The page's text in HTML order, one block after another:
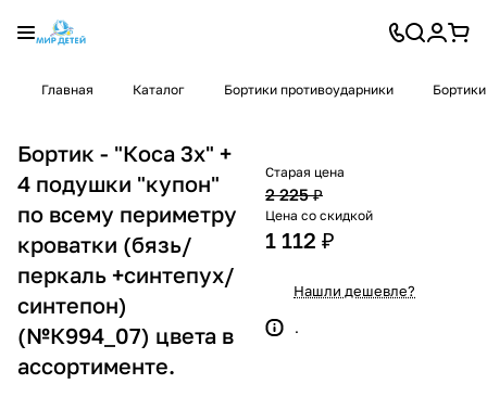
Главная Каталог Бортики противоударники
Бортик - "Коса 3х" +
4 подушки "купон"
по всему периметру
кроватки (бязь/
перкаль +синтепух/
синтепон)
(№К994_07) цвета в
ассортименте.
Старая цена
2 225 ₽
Цена со скидкой
1 112 ₽
Нашли дешевле?
.